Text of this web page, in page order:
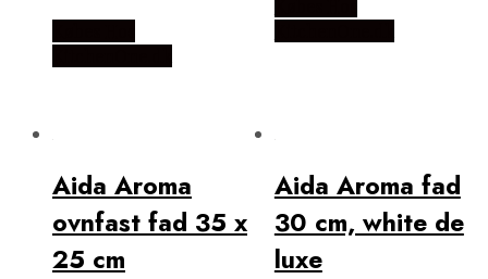
Aida Aroma
ovnfast fad 35 x
25 cm
Aida Aroma fad
30 cm, white de
luxe